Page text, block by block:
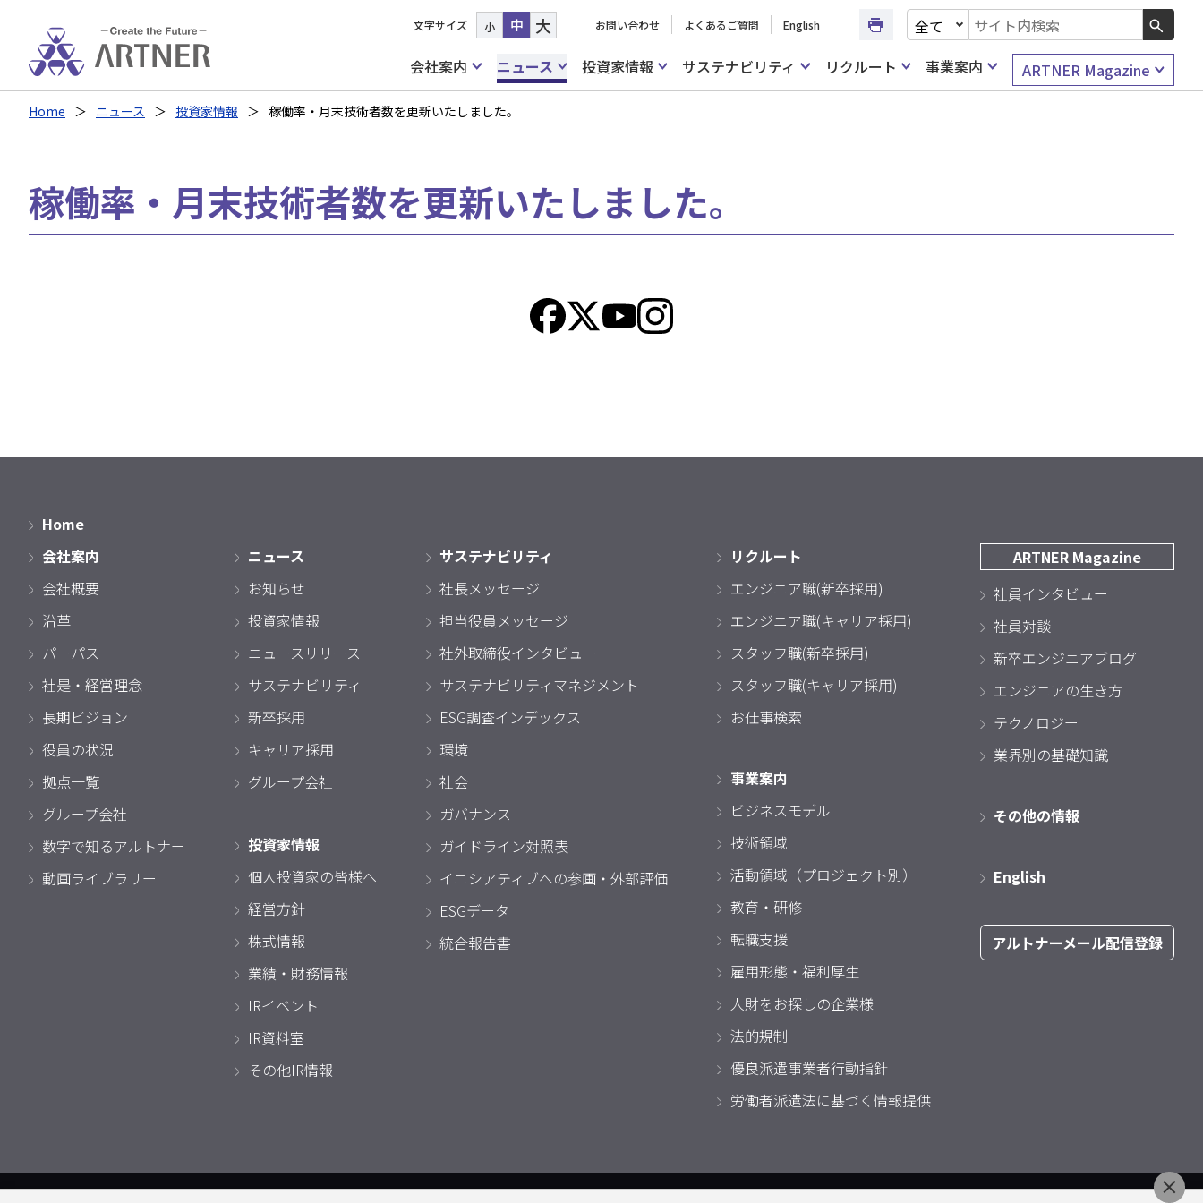
文字サイズ 小 中 大 お問い合わせ よくあるご質問 English
文書種別を選択
検索キーワード入力
会社案内
ニュース 投資家情報 サステナビリティ リクルート 事業案内 ARTNER Magazine
Home ニュース 投資家情報 稼働率・月末技術者数を更新いたしました。
稼働率・月末技術者数を更新いたしました。
Home
会社案内
会社概要
沿革
パーパス
社是・経営理念
長期ビジョン
役員の状況
拠点一覧
グループ会社
数字で知るアルトナー
動画ライブラリー
ニュース
お知らせ
投資家情報
ニュースリリース
サステナビリティ
新卒採用
キャリア採用
グループ会社
投資家情報
個人投資家の皆様へ
経営方針
株式情報
業績・財務情報
IRイベント
IR資料室
その他IR情報
サステナビリティ
社長メッセージ
担当役員メッセージ
社外取締役インタビュー
サステナビリティマネジメント
ESG調査インデックス
環境
社会
ガバナンス
ガイドライン対照表
イニシアティブへの参画・外部評価
ESGデータ
統合報告書
リクルート
エンジニア職(新卒採用)
エンジニア職(キャリア採用)
スタッフ職(新卒採用)
スタッフ職(キャリア採用)
お仕事検索
事業案内
ビジネスモデル
技術領域
活動領域（プロジェクト別）
教育・研修
転職支援
雇用形態・福利厚生
人財をお探しの企業様
法的規制
優良派遣事業者行動指針
労働者派遣法に基づく情報提供
ARTNER Magazine
社員インタビュー
社員対談
新卒エンジニアブログ
エンジニアの生き方
テクノロジー
業界別の基礎知識
その他の情報
English
アルトナーメール配信登録